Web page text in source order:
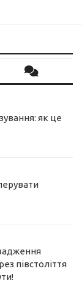
як це
півстоліття